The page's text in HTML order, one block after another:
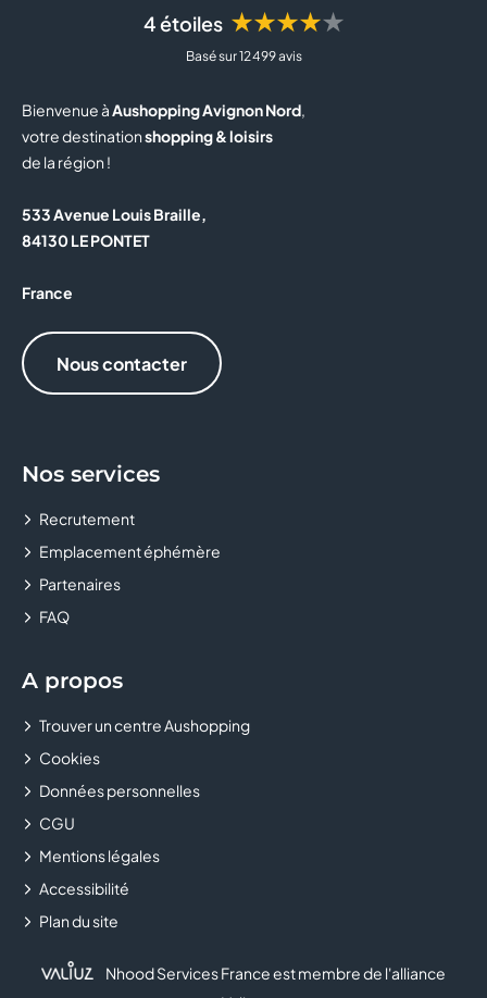
BURGER KING
BUT
BZB
CALZEDONIA
CELIO
CLUB BOUYGUES TELECOM
CULTURA
DALERY MAROQUINIER
DELISHOES
4 étoiles ★★★★★
Basé sur 12 499 avis
Bienvenue àAushopping Avignon Nord,
votre destinationshopping & loisirs
de la région !
533 Avenue Louis Braille,
84130 LE PONTET
France
Nous contacter
Nos services
Recrutement
Emplacement éphémère
Partenaires
FAQ
A propos
Trouver un centre Aushopping
Cookies
Données personnelles
CGU
Mentions légales
Accessibilité
Plan du site
Nhood Services France est membre de l'alliance